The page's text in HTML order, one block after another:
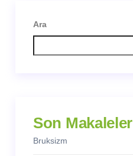
Ara
Son Makaleler
Bruksizm